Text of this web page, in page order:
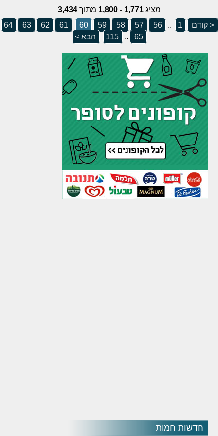
חדשות חמות
מציג1,771 - 1,800 מתוך3,434
< קודם
1
..
56
57
58
59
60
61
62
63
64
65
..
115 הבא >